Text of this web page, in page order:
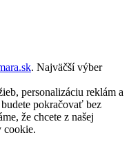
. Najväčší výber
personalizáciu reklám a
pokračovať bez
že chcete z našej
cookie.